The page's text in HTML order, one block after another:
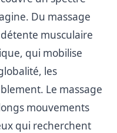
Du massage
musculaire
qui mobilise
les
Le massage
mouvements
qui recherchent